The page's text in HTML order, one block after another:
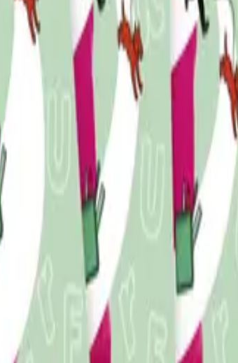
tilbyr en integrert språk- og
språklæringsstrategier og utvikler
for elevene.
avansert. Det tas samtidig hensyn til
temaene og støtter forståelse og
som bygger på lærestoffet i tekstboka.
får oversikt over utførte oppgaver,
kan leveres til lærer, som kan